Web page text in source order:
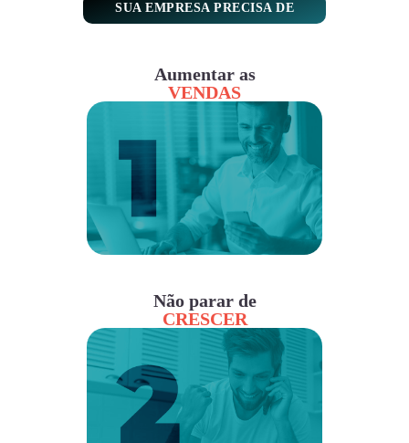
SUA EMPRESA PRECISA DE
Aumentar as
VENDAS
Não parar de
CRESCER